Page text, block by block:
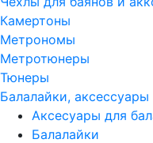
Камертоны
Метрономы
Метротюнеры
Тюнеры
Балалайки, аксессуары
Аксесуары для
Балалайки